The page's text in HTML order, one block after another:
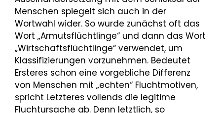
Menschen spiegelt sich auch in der
Wortwahl wider. So wurde zunächst oft das
Wort „Armutsflüchtlinge“ und dann das Wort
„Wirtschaftsflüchtlinge“ verwendet, um
Klassifizierungen vorzunehmen. Bedeutet
Ersteres schon eine vorgebliche Differenz
von Menschen mit „echten“ Fluchtmotiven,
spricht Letzteres vollends die legitime
Fluchtursache ab. Denn letztlich, so